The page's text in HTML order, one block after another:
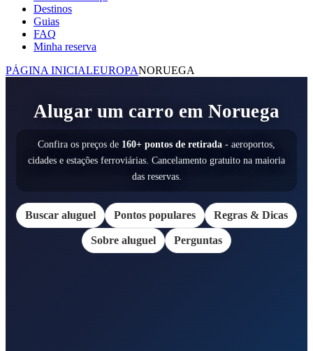
Destinos
Guias
FAQ
Minha reserva
PÁGINA INICIALEUROPANORUEGA
Alugar um carro em Noruega
Confira os preços de 160+ pontos de retirada - aeroportos,
cidades e estações ferroviárias. Cancelamento gratuito na maioria
das reservas.
Buscar aluguel Pontos populares Regras & Dicas
Sobre aluguel Perguntas